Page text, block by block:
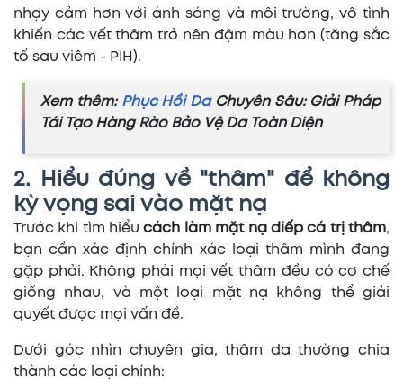
nhạy cảm hơn với ánh sáng và môi trường, vô tình
khiến các vết thâm trở nên đậm màu hơn (tăng sắc
tố sau viêm - PIH).
Xem thêm: Phục Hồi DaChuyên Sâu: Giải Pháp
Tái Tạo Hàng Rào Bảo Vệ Da Toàn Diện
2. Hiểu đúng về "thâm" để không
kỳ vọng sai vào mặt nạ
Trước khi tìm hiểucách làm mặt nạ diếp cá trị thâm,
bạn cần xác định chính xác loại thâm mình đang
gặp phải. Không phải mọi vết thâm đều có cơ chế
giống nhau, và một loại mặt nạ không thể giải
quyết được mọi vấn đề.
Dưới góc nhìn chuyên gia, thâm da thường chia
thành các loại chính: